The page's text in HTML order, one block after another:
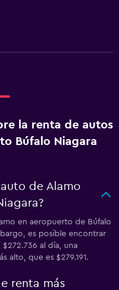
la renta de autos
Búfalo Niagara
de Alamo
en aeropuerto de Búfalo
es posible encontrar
al día, una
alto, que es $279.191.
renta más